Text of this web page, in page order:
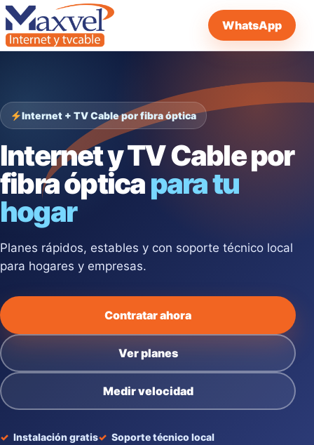
WhatsApp
Internet + TV Cable por fibra óptica
Internet y TV Cable por
fibra ópticapara tu
hogar
Planes rápidos, estables y con soporte técnico local
para hogares y empresas.
Contratar ahora
Ver planes
Medir velocidad
Instalación gratis
Soporte técnico local